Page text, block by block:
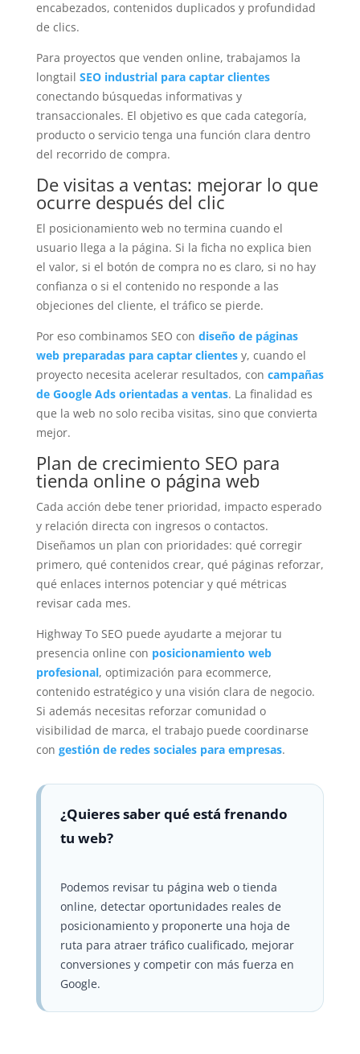
encabezados, contenidos duplicados y profundidad
de clics.
Para proyectos que venden online, trabajamos la
longtail SEO industrial para captar clientes
conectando búsquedas informativas y
transaccionales. El objetivo es que cada categoría,
producto o servicio tenga una función clara dentro
del recorrido de compra.
De visitas a ventas: mejorar lo que
ocurre después del clic
El posicionamiento web no termina cuando el
usuario llega a la página. Si la ficha no explica bien
el valor, si el botón de compra no es claro, si no hay
confianza o si el contenido no responde a las
objeciones del cliente, el tráfico se pierde.
Por eso combinamos SEO con diseño de páginas
web preparadas para captar clientesy, cuando el
proyecto necesita acelerar resultados, con campañas
de Google Ads orientadas a ventas. La finalidad es
que la web no solo reciba visitas, sino que convierta
mejor.
Plan de crecimiento SEO para
tienda online o página web
Cada acción debe tener prioridad, impacto esperado
y relación directa con ingresos o contactos.
Diseñamos un plan con prioridades: qué corregir
primero, qué contenidos crear, qué páginas reforzar,
qué enlaces internos potenciar y qué métricas
revisar cada mes.
Highway To SEO puede ayudarte a mejorar tu
presencia online con posicionamiento web
profesional, optimización para ecommerce,
contenido estratégico y una visión clara de negocio.
Si además necesitas reforzar comunidad o
visibilidad de marca, el trabajo puede coordinarse
con gestión de redes sociales para empresas.
¿Quieres saber qué está frenando
tu web?
Podemos revisar tu página web o tienda
online, detectar oportunidades reales de
posicionamiento y proponerte una hoja de
ruta para atraer tráfico cualificado, mejorar
conversiones y competir con más fuerza en
Google.